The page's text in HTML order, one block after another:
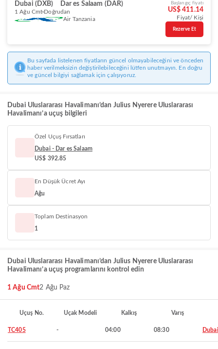
Dubai (DXB) Dar es Salaam (DAR)
1 Ağu Cmt Doğrudan
Air Tanzania
Başlangıç fiyatı
US$ 411.14
Fiyat/ Kişi
Rezerve Et
Bu sayfada listelenen fiyatların güncel olmayabileceğini ve önceden
haber verilmeksizin değiştirilebileceğini lütfen unutmayın. En doğru
ve güncel bilgiyi sağlamak için çalışıyoruz.
Dubai Uluslararası Havalimanı’dan Julius Nyerere Uluslararası
Havalimanı’a uçuş bilgileri
Özel Uçuş Fırsatları
Dubai - Dar es Salaam
US$ 392.85
En Düşük Ücret Ayı
Ağu
Toplam Destinasyon
1
Dubai Uluslararası Havalimanı’dan Julius Nyerere Uluslararası
Havalimanı’a uçuş programlarını kontrol edin
1 Ağu Cmt2 Ağu Paz
Uçuş No. Uçak Modeli Kalkış Varış
TC405 - 04:00 08:30 Dubai